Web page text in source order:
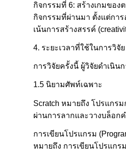
กิจกรรมที่ 6: สร้างเกมของ
กิจกรรมที่ผ่านมา ตั้งแต่กา
เน้นการสร้างสรรค์
4. ระยะเวลาที่ใช้ในการวิจัย
การวิจัยครั้งนี้ ผู้วิจัยดำเนิน
1.5 นิยามศัพท์เฉพาะ
Scratch หมายถึง โปรแกร
ผ่านการลากและวางบล็อก
การเขียนโปรแกรม
หมายถึง การเขียนโปรแกร